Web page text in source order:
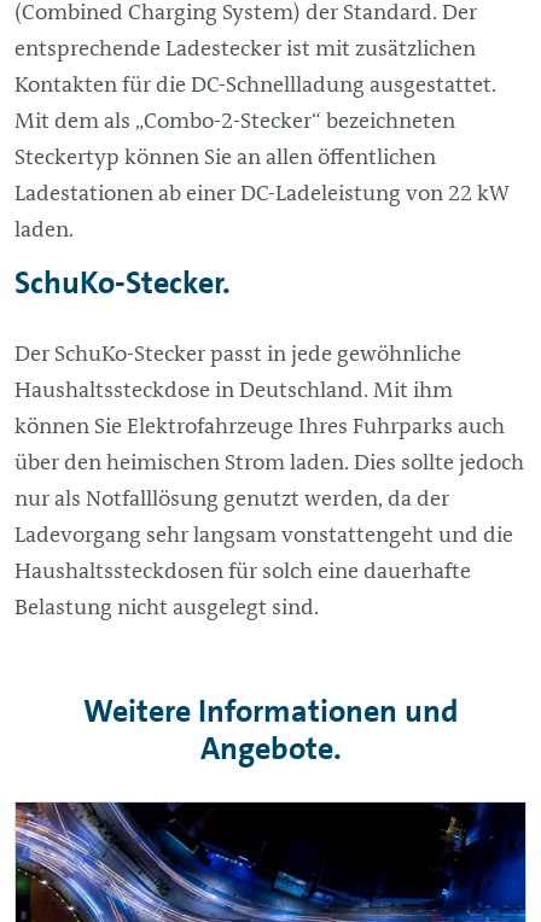
(Combined Charging System) der Standard. Der
entsprechende Ladestecker ist mit zusätzlichen
Kontakten für die DC-Schnellladung ausgestattet.
Mit dem als „Combo-2-Stecker“ bezeichneten
Steckertyp können Sie an allen öffentlichen
Ladestationen ab einer DC-Ladeleistung von 22 kW
laden.
SchuKo-Stecker.
Der SchuKo-Stecker passt in jede gewöhnliche
Haushaltssteckdose in Deutschland. Mit ihm
können Sie Elektrofahrzeuge Ihres Fuhrparks auch
über den heimischen Strom laden. Dies sollte jedoch
nur als Notfalllösung genutzt werden, da der
Ladevorgang sehr langsam vonstattengeht und die
Haushaltssteckdosen für solch eine dauerhafte
Belastung nicht ausgelegt sind.
Weitere Informationen und
Angebote.